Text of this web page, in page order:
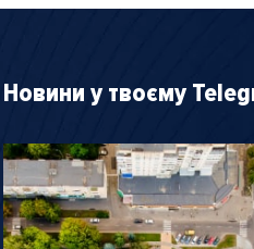
Новини у твоєму